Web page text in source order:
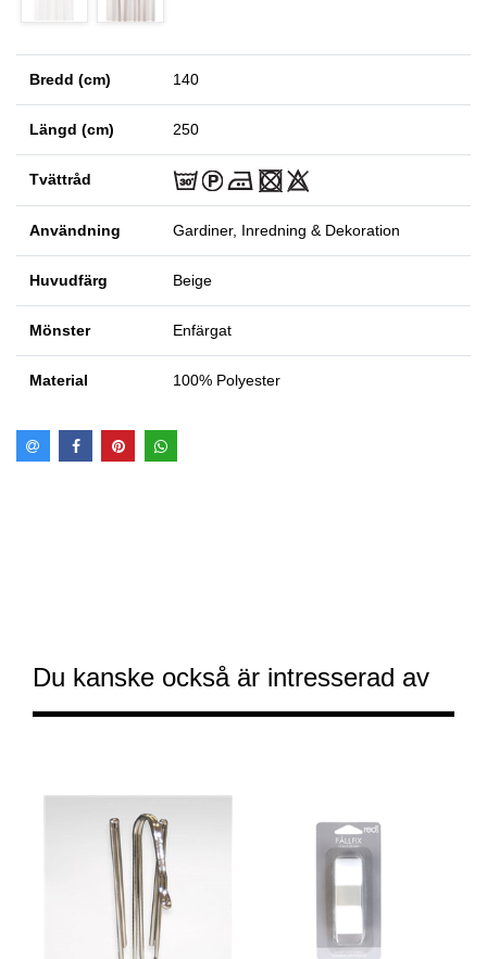
Bredd (cm) 140
Längd (cm) 250
Tvättråd
Användning Gardiner, Inredning & Dekoration
Huvudfärg Beige
Mönster Enfärgat
Material 100% Polyester
Du kanske också är intresserad av